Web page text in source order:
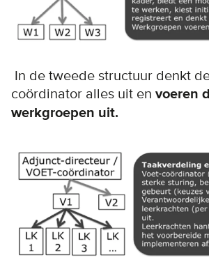
In de tweede structuur denkt
coördinator alles uit en voeren
werkgroepen uit.